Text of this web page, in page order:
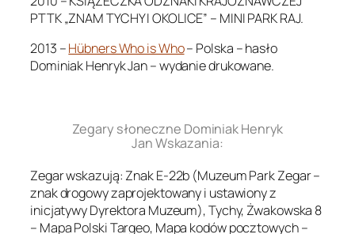
PTTK „ZNAM TYCHY I OKOLICE” – MINI PARK RAJ.
2013 –Hübners Who is Who– Polska – hasło
Dominiak Henryk Jan – wydanie drukowane.
Zegary słoneczne Dominiak Henryk
Jan Wskazania:
Zegar wskazują: Znak E-22b (Muzeum Park Zegar –
znak drogowy zaprojektowany i ustawiony z
inicjatywy Dyrektora Muzeum), Tychy, Żwakowska 8
– Mapa Polski Targeo, Mapa kodów pocztowych –